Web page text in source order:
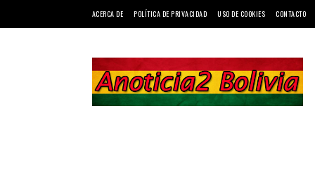
ACERCA DE POLÍTICA DE PRIVACIDAD USO DE COOKIES CONTACTO